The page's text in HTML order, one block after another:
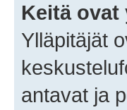
Keitä ovat
Ylläpitäjät
antavat ja